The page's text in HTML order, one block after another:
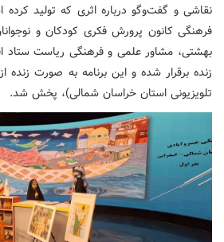
نقاشی و گفت‌وگو درباره اثری که تولید کرده
فرهنگی کانون پرورش فکری کودکان و
بهشتی، مشاور علمی و فرهنگی ریاست ستاد
زنده برقرار شده و این برنامه به صورت زنده
تلویزیونی استان خراسان شمالی)، پخش شد.